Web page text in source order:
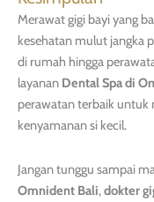
Merawat gigi bayi yang
kesehatan mulut jangka
di rumah hingga
layanan Dental Spa di
perawatan terbaik untuk
kenyamanan si kecil.
Jangan tunggu sampai
Omnident Bali,dokter